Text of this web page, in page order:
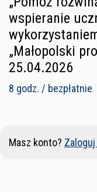
wspieranie
„Małopolski
25.04.2026
8 godz. / bezpłatnie
Masz konto?